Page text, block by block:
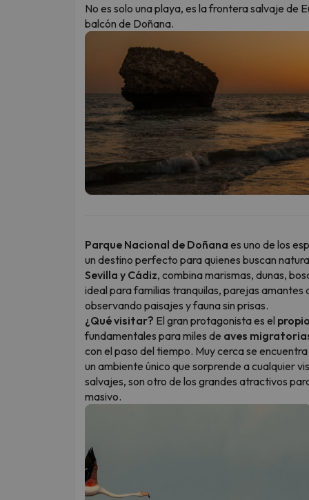
No es solo una playa, es la frontera salvaje de
balcón de Doñana.
Parque Nacional de Doñana es uno de los
un destino perfecto para quienes buscan
Sevilla y Cádiz, combina marismas, dunas,
ideal para familias tranquilas, parejas
observando paisajes y fauna sin prisas.
¿Qué visitar? El gran protagonista es el
fundamentales para miles de aves
con el paso del tiempo. Muy cerca se encuentra
un ambiente único que sorprende a cualquier
salvajes, son otro de los grandes atractivos
masivo.